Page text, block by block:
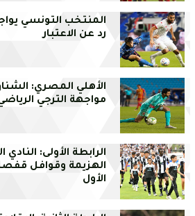
المنتخب التونسي
رد عن الاعتبار
الأهلي المصري:
مواجهة الترجي
الرابطة الأولى:
الهزيمة وقوافل
الأول